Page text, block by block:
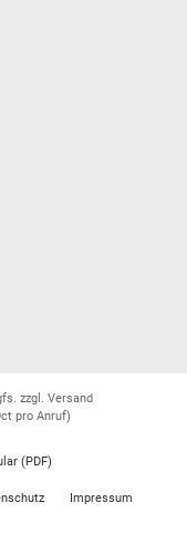
zzgl. Versand
pro Anruf)
(PDF)
Impressum